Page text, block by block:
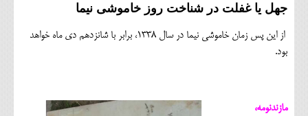
فرهنگی و هنری
جهل یا غفلت در شناخت روز خاموشی نیما
از این پس زمان خاموشی نیما در سال 1338، برابر با شانزدهم دی ماه خواهد
بود.
مازندنومه،